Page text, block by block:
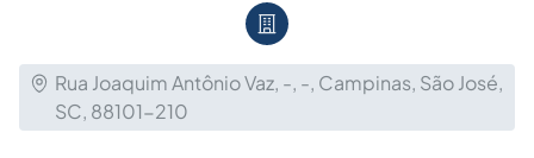
Rua Joaquim Antônio Vaz, -, -, Campinas, São José,
SC, 88101-210